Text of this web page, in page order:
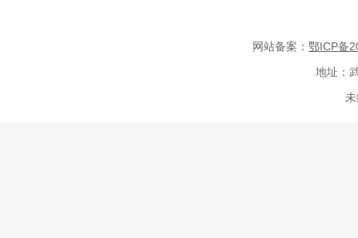
网站备案： 鄂ICP备
地址：